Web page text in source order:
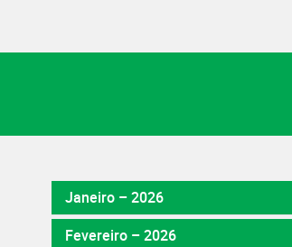
Janeiro – 2026
Fevereiro – 2026